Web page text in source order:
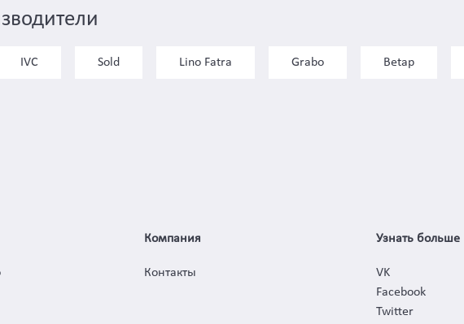
IVC Sold Lino Fatra Grabo Betap
Компания
Контакты
Узнать больше
VK
Facebook
Twitter